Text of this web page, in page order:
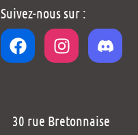
Suivez-nous sur :
30 rue Bretonnaise